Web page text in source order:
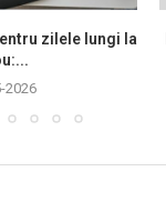
zilele lungi la
2026